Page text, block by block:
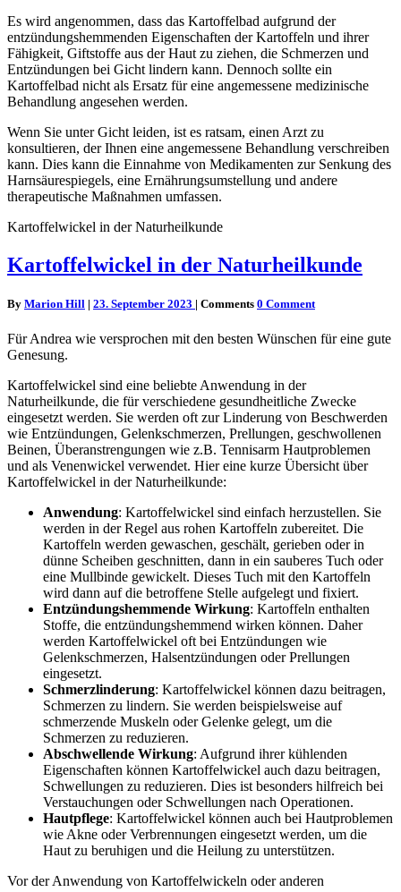
Es wird angenommen, dass das Kartoffelbad aufgrund der
entzündungshemmenden Eigenschaften der Kartoffeln und ihrer
Fähigkeit, Giftstoffe aus der Haut zu ziehen, die Schmerzen und
Entzündungen bei Gicht lindern kann. Dennoch sollte ein
Kartoffelbad nicht als Ersatz für eine angemessene medizinische
Behandlung angesehen werden.
Wenn Sie unter Gicht leiden, ist es ratsam, einen Arzt zu
konsultieren, der Ihnen eine angemessene Behandlung verschreiben
kann. Dies kann die Einnahme von Medikamenten zur Senkung des
Harnsäurespiegels, eine Ernährungsumstellung und andere
therapeutische Maßnahmen umfassen.
Kartoffelwickel in der Naturheilkunde
Kartoffelwickel in der Naturheilkunde
By Marion Hill | 23. September 2023 | Comments 0 Comment
Für Andrea wie versprochen mit den besten Wünschen für eine gute
Genesung.
Kartoffelwickel sind eine beliebte Anwendung in der
Naturheilkunde, die für verschiedene gesundheitliche Zwecke
eingesetzt werden. Sie werden oft zur Linderung von Beschwerden
wie Entzündungen, Gelenkschmerzen, Prellungen, geschwollenen
Beinen, Überanstrengungen wie z.B. Tennisarm Hautproblemen
und als Venenwickel verwendet. Hier eine kurze Übersicht über
Kartoffelwickel in der Naturheilkunde:
Anwendung: Kartoffelwickel sind einfach herzustellen. Sie
werden in der Regel aus rohen Kartoffeln zubereitet. Die
Kartoffeln werden gewaschen, geschält, gerieben oder in
dünne Scheiben geschnitten, dann in ein sauberes Tuch oder
eine Mullbinde gewickelt. Dieses Tuch mit den Kartoffeln
wird dann auf die betroffene Stelle aufgelegt und fixiert.
Entzündungshemmende Wirkung: Kartoffeln enthalten
Stoffe, die entzündungshemmend wirken können. Daher
werden Kartoffelwickel oft bei Entzündungen wie
Gelenkschmerzen, Halsentzündungen oder Prellungen
eingesetzt.
Schmerzlinderung: Kartoffelwickel können dazu beitragen,
Schmerzen zu lindern. Sie werden beispielsweise auf
schmerzende Muskeln oder Gelenke gelegt, um die
Schmerzen zu reduzieren.
Abschwellende Wirkung: Aufgrund ihrer kühlenden
Eigenschaften können Kartoffelwickel auch dazu beitragen,
Schwellungen zu reduzieren. Dies ist besonders hilfreich bei
Verstauchungen oder Schwellungen nach Operationen.
Hautpflege: Kartoffelwickel können auch bei Hautproblemen
wie Akne oder Verbrennungen eingesetzt werden, um die
Haut zu beruhigen und die Heilung zu unterstützen.
Vor der Anwendung von Kartoffelwickeln oder anderen